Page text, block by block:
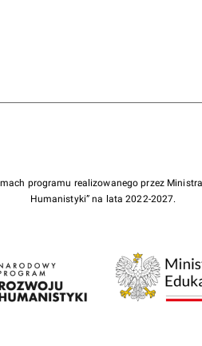
programu realizowanego przez
Humanistyki” na lata 2022-2027.